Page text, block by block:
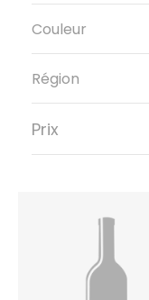
Couleur
Région
Prix